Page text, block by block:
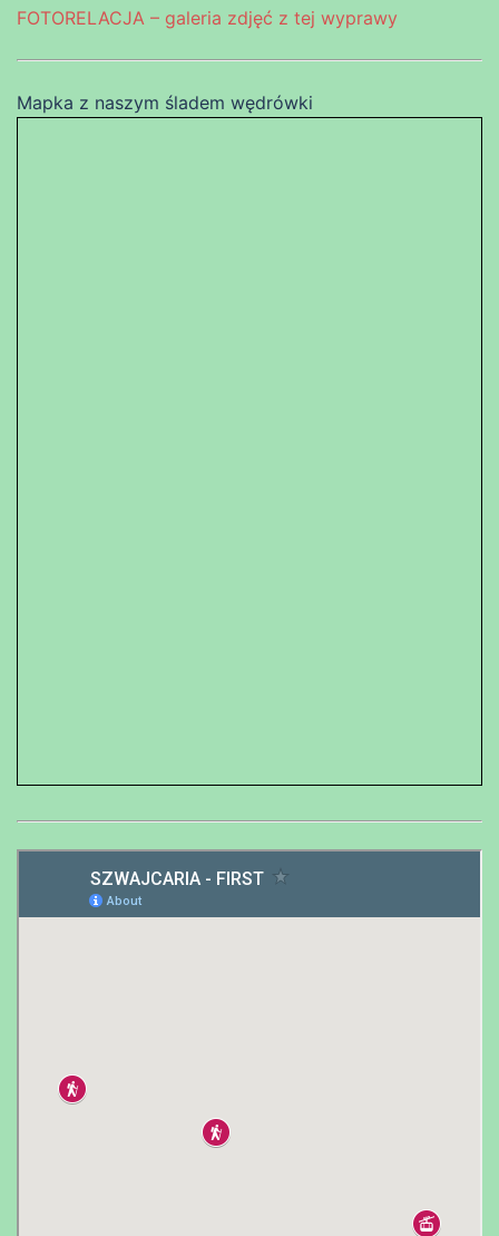
FOTORELACJA – galeria zdjęć z tej wyprawy
Mapka z naszym śladem wędrówki